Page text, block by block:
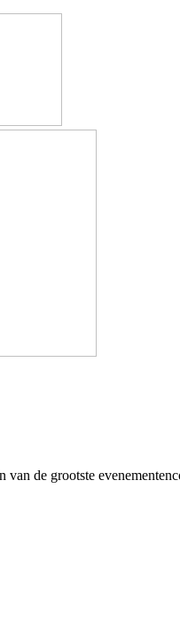
de grootste